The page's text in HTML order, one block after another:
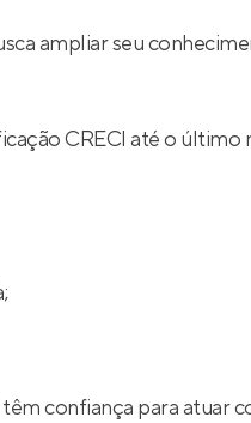
ampliar seu
CRECI até o
confiança para atuar